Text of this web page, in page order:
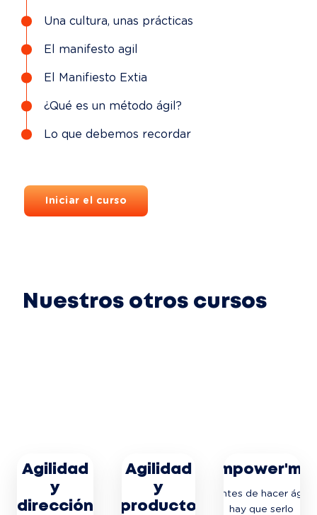
Una cultura, unas prácticas
El manifesto agil
El Manifiesto Extia
¿Qué es un método ágil?
Lo que debemos recordar
Iniciar el curso
Nuestros otros cursos
Agilidad
y
dirección
Agilidad
y
producto
Empower'me
Antes de hacer ágil,
hay que serlo